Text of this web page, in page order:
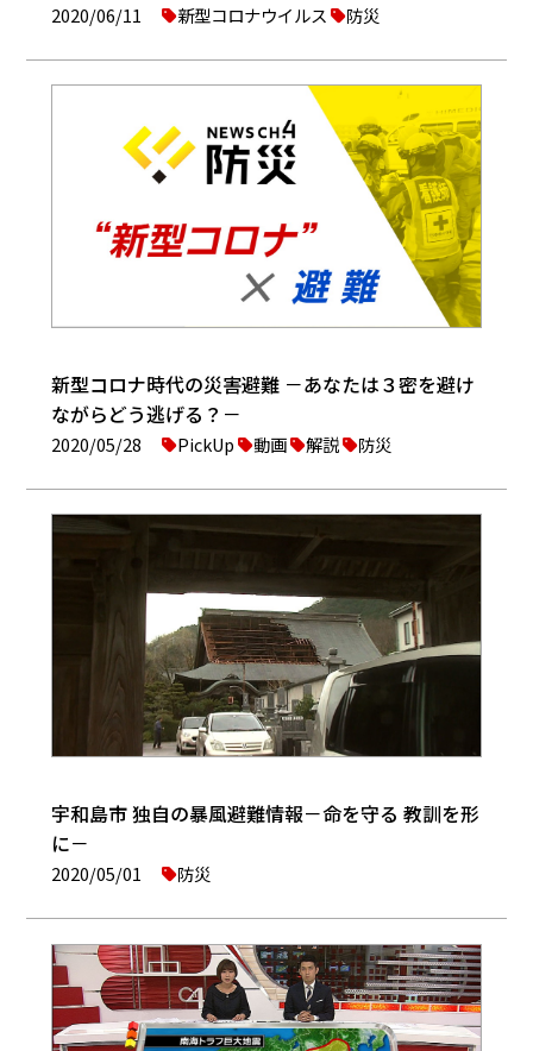
2020/06/11 新型コロナウイルス 防災
新型コロナ時代の災害避難 －あなたは３密を避け
ながらどう逃げる？－
2020/05/28 PickUp 動画 解説 防災
宇和島市 独自の暴風避難情報－命を守る 教訓を形
に－
2020/05/01 防災